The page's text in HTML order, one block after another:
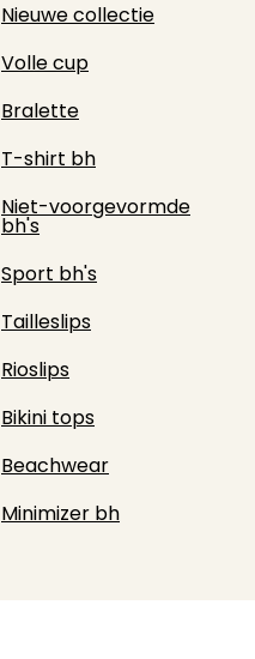
Nieuwe collectie
Volle cup
Bralette
T-shirt bh
Niet-voorgevormde
bh's
Sport bh's
Tailleslips
Rioslips
Bikini tops
Beachwear
Minimizer bh